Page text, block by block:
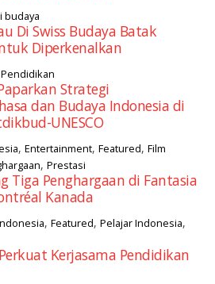
budaya
Di Swiss Budaya Batak
Diperkenalkan
Pendidikan
Strategi
dan Budaya Indonesia di
UNESCO
,Entertainment,Featured,Film
,Prestasi
Tiga Penghargaan di Fantasia
Kanada
,Featured,Pelajar Indonesia,
Kerjasama Pendidikan